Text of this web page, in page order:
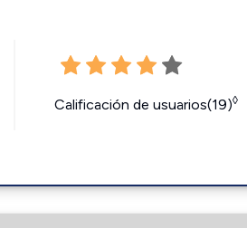
Calificación de usuarios(19)◊